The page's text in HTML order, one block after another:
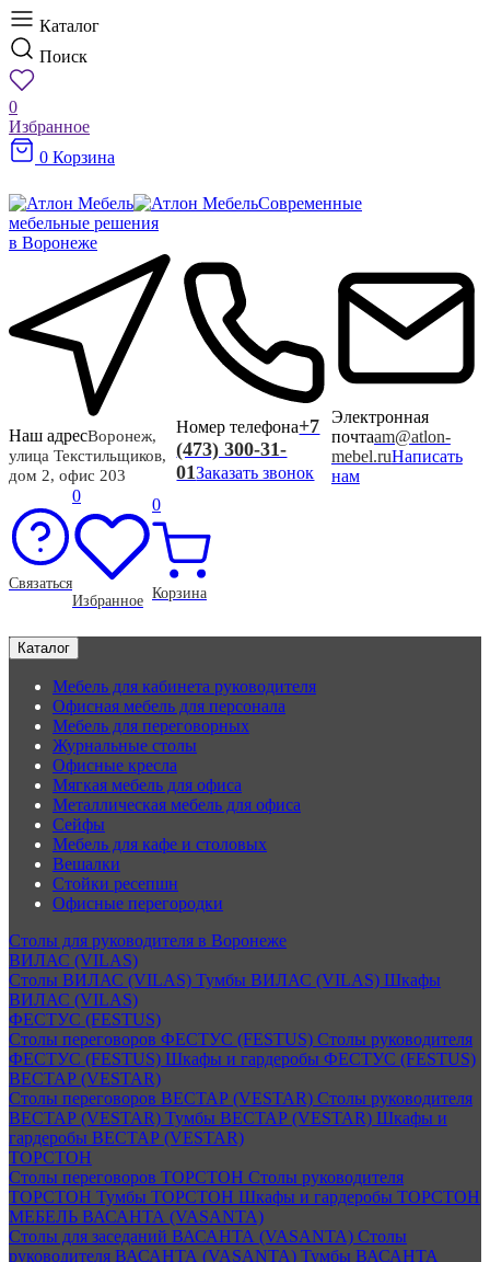
Каталог
Поиск
0
Избранное
0 Корзина
Современные
мебельные решения
в Воронеже
Наш адресВоронеж,
улица Текстильщиков,
дом 2, офис 203
Номер телефона+7
(473) 300-31-
01Заказать звонок
Электронная
почтаam@atlon-
mebel.ruНаписать
нам
Связаться
0
Избранное
0
Корзина
Каталог
Мебель для кабинета руководителя
Офисная мебель для персонала
Мебель для переговорных
Журнальные столы
Офисные кресла
Мягкая мебель для офиса
Металлическая мебель для офиса
Сейфы
Мебель для кафе и столовых
Вешалки
Стойки ресепшн
Офисные перегородки
Столы для руководителя в Воронеже
ВИЛАС (VILAS)
Столы ВИЛАС (VILAS) Тумбы ВИЛАС (VILAS) Шкафы
ВИЛАС (VILAS)
ФЕСТУС (FESTUS)
Столы переговоров ФЕСТУС (FESTUS) Столы руководителя
ФЕСТУС (FESTUS) Шкафы и гардеробы ФЕСТУС (FESTUS)
ВЕСТАР (VESTAR)
Столы переговоров ВЕСТАР (VESTAR) Столы руководителя
ВЕСТАР (VESTAR) Тумбы ВЕСТАР (VESTAR) Шкафы и
гардеробы ВЕСТАР (VESTAR)
ТОРСТОН
Столы переговоров ТОРСТОН Столы руководителя
ТОРСТОН Тумбы ТОРСТОН Шкафы и гардеробы ТОРСТОН
МЕБЕЛЬ ВАСАНТА (VASANTA)
Столы для заседаний ВАСАНТА (VASANTA) Столы
руководителя ВАСАНТА (VASANTA) Тумбы ВАСАНТА